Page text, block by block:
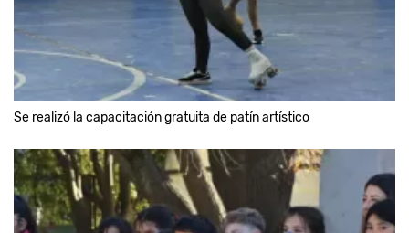
Se realizó la capacitación gratuita de patín artístico